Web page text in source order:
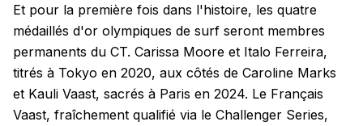
Et pour la première fois dans l'histoire, les quatre
médaillés d'or olympiques de surf seront membres
permanents du CT. Carissa Moore et Italo Ferreira,
titrés à Tokyo en 2020, aux côtés de Caroline Marks
et Kauli Vaast, sacrés à Paris en 2024. Le Français
Vaast, fraîchement qualifié via le Challenger Series,